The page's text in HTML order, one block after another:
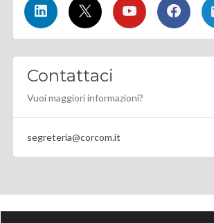
Contattaci
Vuoi maggiori informazioni?
segreteria@corcom.it